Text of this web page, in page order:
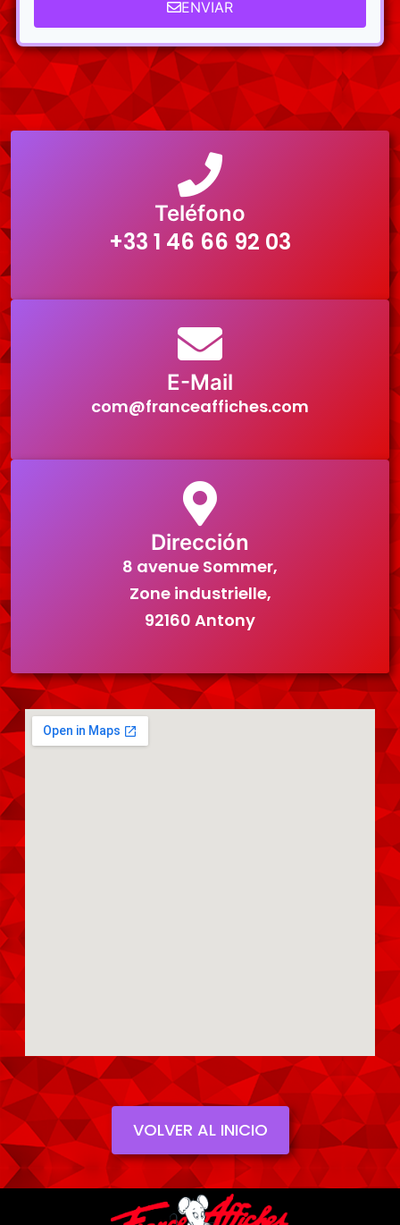
ENVIAR
Teléfono
+33 1 46 66 92 03
E-Mail
com@franceaffiches.com
Dirección
8 avenue Sommer,
Zone industrielle,
92160 Antony
VOLVER AL INICIO